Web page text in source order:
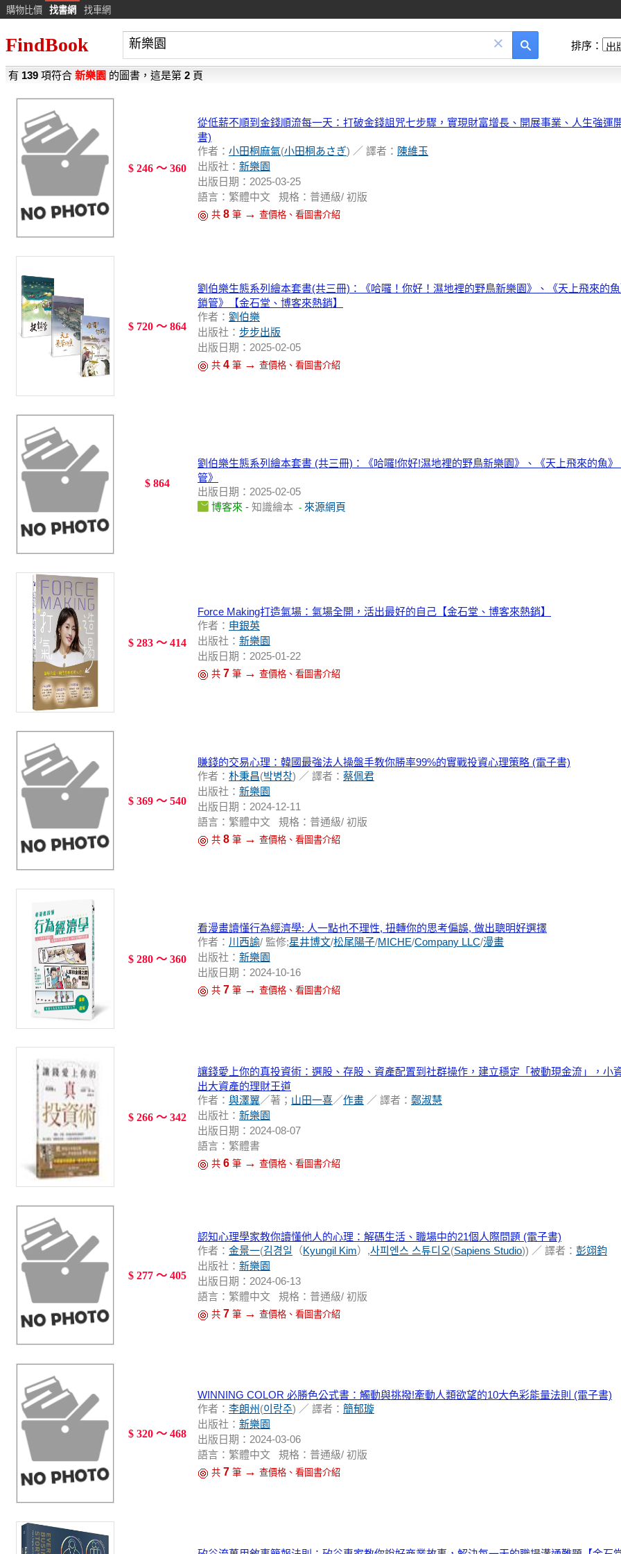
購物比價 找書網 找車網
FindBook × 排序：
有 139 項符合 新樂園 的圖書，這是第 2 頁
$ 246 ～ 360
從低薪不順到金錢順流每一天：打破金錢詛咒七步驟，實現財富增長、開展事業、人生強運
書)
作者： 小田桐麻氣(小田桐あさぎ) ／ 譯者： 陳維玉
出版社： 新樂園
出版日期：2025-03-25
語言：繁體中文 規格：普通級/ 初版
共 8 筆 → 查價格、看圖書介紹
$ 720 ～ 864
劉伯樂生態系列繪本套書(共三冊)：《哈囉！你好！濕地裡的野鳥新樂園》、《天上飛來的
鎖管》【金石堂、博客來熱銷】
作者： 劉伯樂
出版社： 步步出版
出版日期：2025-02-05
共 4 筆 → 查價格、看圖書介紹
$ 864
劉伯樂生態系列繪本套書 (共三冊)：《哈囉!你好!濕地裡的野鳥新樂園》、《天上飛來的魚》
管》
出版日期：2025-02-05
博客來 - 知識繪本 - 來源網頁
$ 283 ～ 414
Force Making打造氣場：氣場全開，活出最好的自己【金石堂、博客來熱銷】
作者： 申銀英
出版社： 新樂園
出版日期：2025-01-22
共 7 筆 → 查價格、看圖書介紹
$ 369 ～ 540
賺錢的交易心理：韓國最強法人操盤手教你勝率99%的實戰投資心理策略 (電子書)
作者： 朴秉昌(박병창) ／ 譯者： 蔡佩君
出版社： 新樂園
出版日期：2024-12-11
語言：繁體中文 規格：普通級/ 初版
共 8 筆 → 查價格、看圖書介紹
$ 280 ～ 360
看漫畫讀懂行為經濟學: 人一點也不理性, 扭轉你的思考偏誤, 做出聰明好選擇
作者： 川西諭/ 監修;星井博文/松尾陽子/MICHE/Company LLC/漫畫
出版社： 新樂園
出版日期：2024-10-16
共 7 筆 → 查價格、看圖書介紹
$ 266 ～ 342
讓錢愛上你的真投資術：選股、存股、資產配置到社群操作，建立穩定「被動現金流」，小
出大資產的理財王道
作者： 與澤翼／著； 山田一喜／作畫 ／ 譯者： 鄭淑慧
出版社： 新樂園
出版日期：2024-08-07
語言：繁體書
共 6 筆 → 查價格、看圖書介紹
$ 277 ～ 405
認知心理學家教你讀懂他人的心理：解碼生活、職場中的21個人際問題 (電子書)
作者： 金景一(김경일 （Kyungil Kim）,사피엔스 스튜디오(Sapiens Studio)) ／ 譯者： 彭翊鈞
出版社： 新樂園
出版日期：2024-06-13
語言：繁體中文 規格：普通級/ 初版
共 7 筆 → 查價格、看圖書介紹
$ 320 ～ 468
WINNING COLOR 必勝色公式書：觸動與挑撥!牽動人類欲望的10大色彩能量法則 (電子書)
作者： 李朗州 (이랑주) ／ 譯者： 簡郁璇
出版社： 新樂園
出版日期：2024-03-06
語言：繁體中文 規格：普通級/ 初版
共 7 筆 → 查價格、看圖書介紹